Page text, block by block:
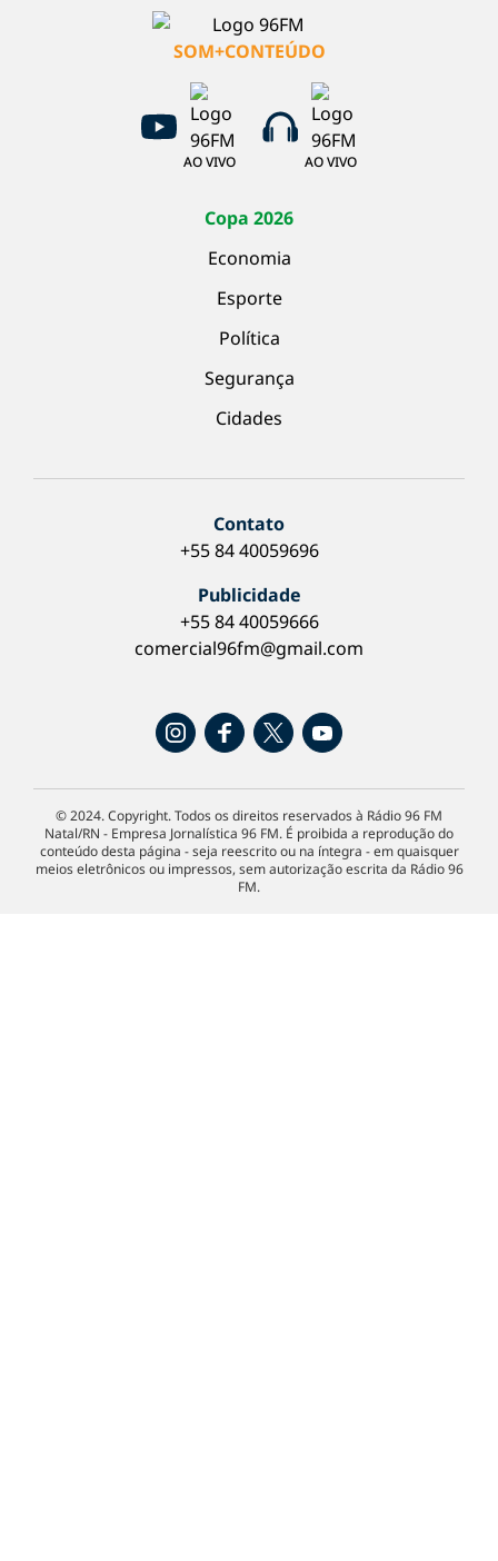
SOM+CONTEÚDO
AO VIVO AO VIVO
Copa 2026
Economia
Esporte
Política
Segurança
Cidades
Contato
+55 84 40059696
Publicidade
+55 84 40059666
comercial96fm@gmail.com
© 2024. Copyright. Todos os direitos reservados à Rádio 96 FM
Natal/RN - Empresa Jornalística 96 FM. É proibida a reprodução do
conteúdo desta página - seja reescrito ou na íntegra - em quaisquer
meios eletrônicos ou impressos, sem autorização escrita da Rádio 96
FM.